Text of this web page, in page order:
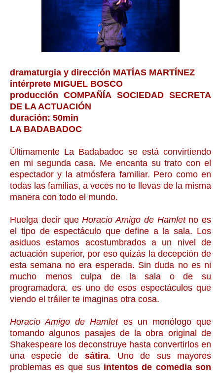
dramaturgia y dirección MATÍAS MARTÍNEZ
intérprete MIGUEL BOSCO
producción COMPAÑÍA SOCIEDAD SECRETA
DE LA ACTUACIÓN
duración: 50min
LA BADABADOC
Últimamente La Badabadoc se está convirtiendo
en mi segunda casa. Me encanta su trato con el
espectador y la atmósfera familiar. Pero como en
todas las familias, a veces no te llevas de la misma
manera con todo el mundo.
Huelga decir queHoracio Amigo de Hamletno es
el tipo de espectáculo que define a la sala. Los
asiduos estamos acostumbrados a un nivel de
actuación superior, por eso quizás la decepción de
esta semana no era esperada. Sin duda no es ni
mucho menos culpa de la sala o de su
programadora, es uno de esos espectáculos que
viendo el tráiler te imaginas otra cosa.
Horacio Amigo de Hamletes un monólogo que
tomando algunos pasajes de la obra original de
Shakespeare los deconstruye hasta convertirlos en
una especie de sátira. Uno de sus mayores
problemas es que sus intentos de comedia son